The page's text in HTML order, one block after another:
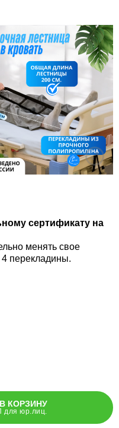
сертификату на
менять свое
перекладины.
КОРЗИНУ
для юр.лиц.